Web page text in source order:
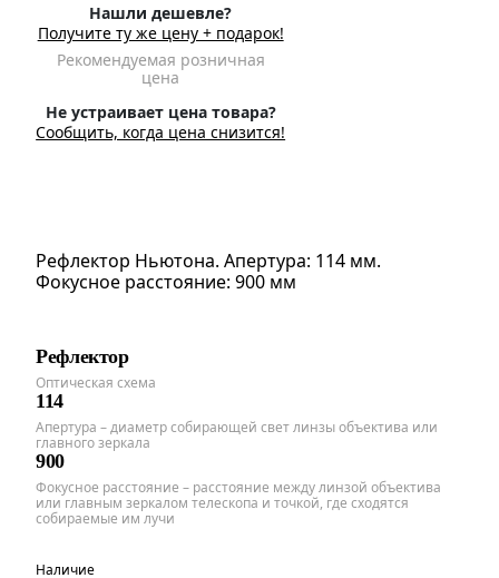
Нашли дешевле?
Получите ту же цену + подарок!
Рекомендуемая розничная
цена
Не устраивает цена товара?
Сообщить, когда цена снизится!
Рефлектор Ньютона. Апертура: 114 мм.
Фокусное расстояние: 900 мм
Рефлектор
Оптическая схема
114
Апертура – диаметр собирающей свет линзы объектива или
главного зеркала
900
Фокусное расстояние – расстояние между линзой объектива
или главным зеркалом телескопа и точкой, где сходятся
собираемые им лучи
Наличие